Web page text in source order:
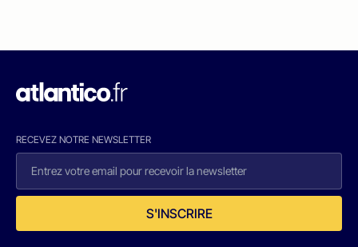
RECEVEZ NOTRE NEWSLETTER
S'INSCRIRE